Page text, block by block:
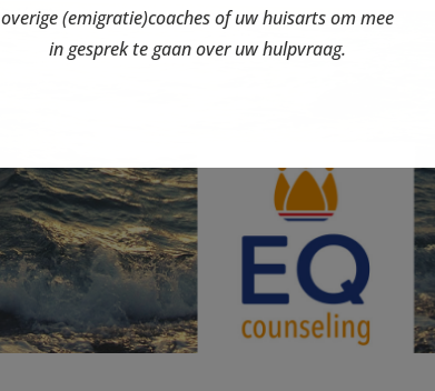
overige (emigratie)coaches of uw huisarts om mee
in gesprek te gaan over uw hulpvraag.